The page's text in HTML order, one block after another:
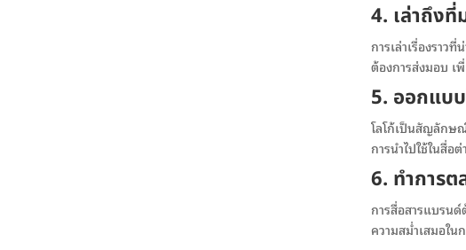
4. เล่าถึง
การเล่าเรื่องรา
ต้องการส่งมอบ เ
5. ออกแบ
โลโก้เป็นสัญลักษ
การนำไปใช้ในสื่อ
6. ทำการ
การสื่อสารแบรนด์
ความสม่ำเสมอใ